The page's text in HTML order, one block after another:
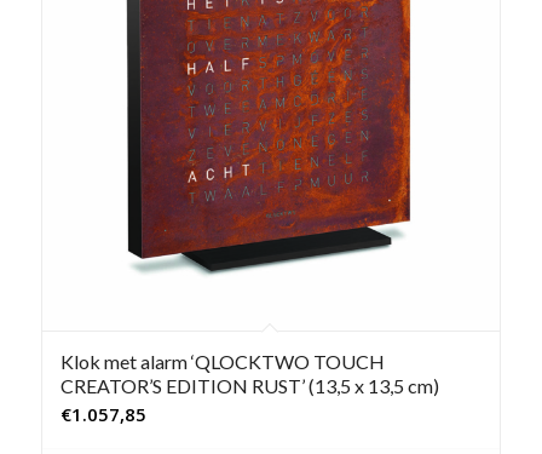
Klok met alarm ‘QLOCKTWO TOUCH
CREATOR’S EDITION RUST’ (13,5 x 13,5 cm)
€1.057,85